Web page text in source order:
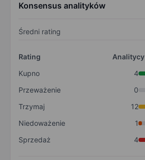
Konsensus analityków
Średni rating
Rating
Analitycy
Kupno
4
Przeważenie
0
Trzymaj
12
Niedoważenie
1
Sprzedaż
4